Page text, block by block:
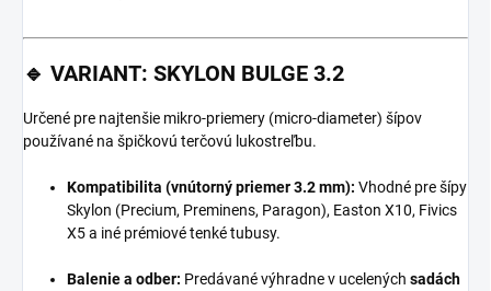
🔹 VARIANT: SKYLON BULGE 3.2
Určené pre najtenšie mikro-priemery (micro-diameter) šípov
používané na špičkovú terčovú lukostreľbu.
Kompatibilita (vnútorný priemer 3.2 mm): Vhodné pre šípy
Skylon (Precium, Preminens, Paragon), Easton X10, Fivics
X5 a iné prémiové tenké tubusy.
Balenie a odber: Predávané výhradne v ucelených sadách